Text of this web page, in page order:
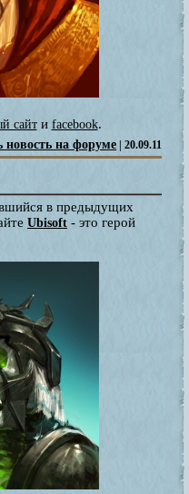
сайти facebook.
новость на форуме | 20.09.11
в предыдущих
Ubisoft - это герой